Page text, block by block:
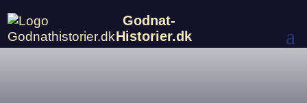
Godnat-
Historier.dk